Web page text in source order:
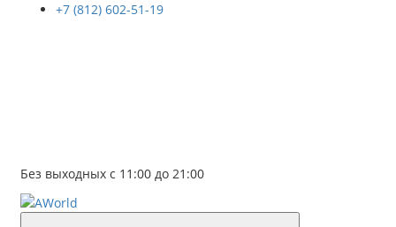
+7 (812) 602-51-19
Без выходных с 11:00 до 21:00